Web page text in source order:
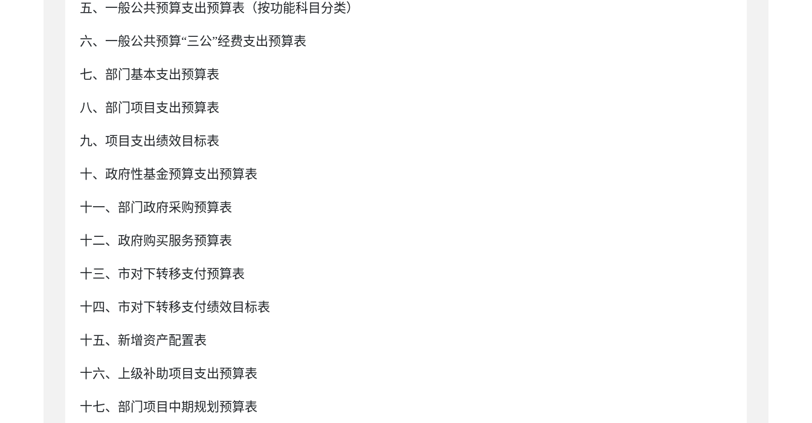
五、一般公共预算支出预算表 （按功能科目分类）
六、一般公共预算“三公”经费支出预算表
七、部门基本支出预算表
八、 部门项目支出预算表
九、项目支出绩效目标表
十、政府性基金预算支出预算表
十一、部门政府采购预算表
十二、政府购买服务预算表
十三、 市对下转移支付预算表
十四、 市对下转移支付绩效目标表
十五、新增资产配置表
十六、上级补助项目支出预算表
十七、部门项目中期规划预算表